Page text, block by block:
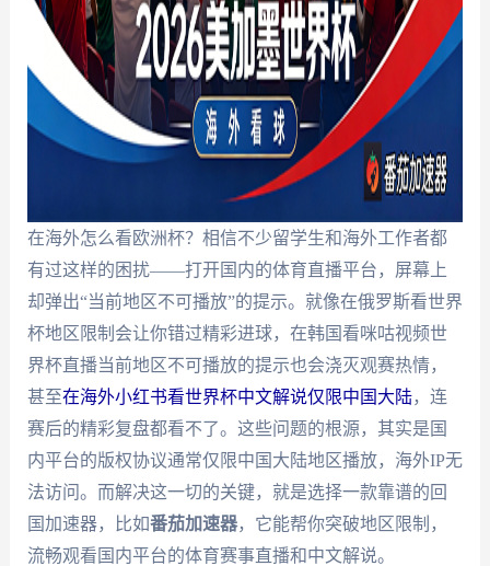
在海外怎么看欧洲杯？相信不少留学生和海外工作者都
有过这样的困扰——打开国内的体育直播平台，屏幕上
却弹出“当前地区不可播放”的提示。就像在俄罗斯看世界
杯地区限制会让你错过精彩进球，在韩国看咪咕视频世
界杯直播当前地区不可播放的提示也会浇灭观赛热情，
甚至在海外小红书看世界杯中文解说仅限中国大陆，连
赛后的精彩复盘都看不了。这些问题的根源，其实是国
内平台的版权协议通常仅限中国大陆地区播放，海外IP无
法访问。而解决这一切的关键，就是选择一款靠谱的回
国加速器，比如番茄加速器，它能帮你突破地区限制，
流畅观看国内平台的体育赛事直播和中文解说。